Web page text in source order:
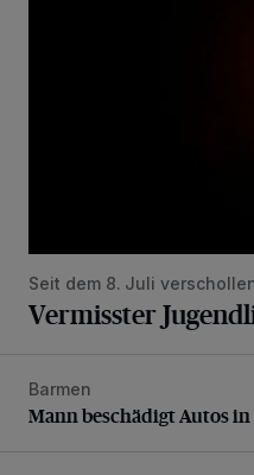
Seit dem 8. Juli
Vermisster
Mann beschädigt Autos in
Barmen
Mann beschädigt Autos